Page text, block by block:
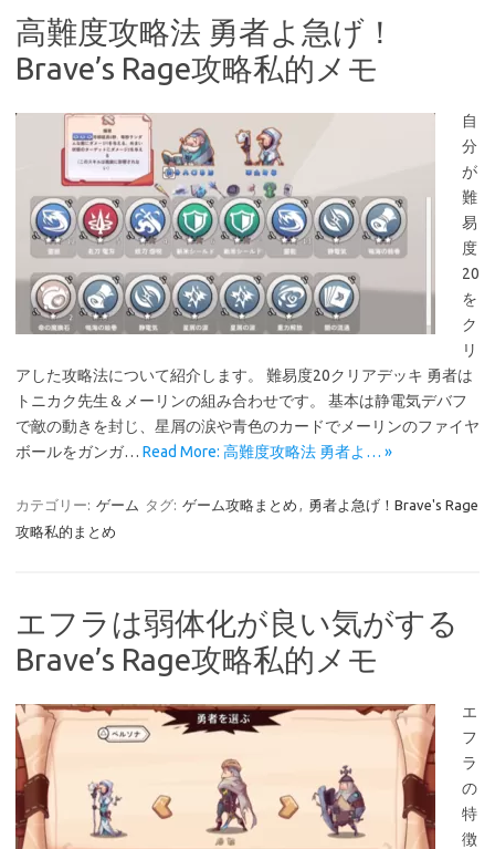
高難度攻略法 勇者よ急げ！
Brave’s Rage攻略私的メモ
自
分
が
難
易
度
20
を
ク
リ
アした攻略法について紹介します。 難易度20クリアデッキ 勇者は
トニカク先生＆メーリンの組み合わせです。 基本は静電気デバフ
で敵の動きを封じ、星屑の涙や青色のカードでメーリンのファイヤ
ボールをガンガ… Read More: 高難度攻略法 勇者よ… »
カテゴリー: ゲーム タグ: ゲーム攻略まとめ , 勇者よ急げ！Brave's Rage
攻略私的まとめ
エフラは弱体化が良い気がする
Brave’s Rage攻略私的メモ
エ
フ
ラ
の
特
徴